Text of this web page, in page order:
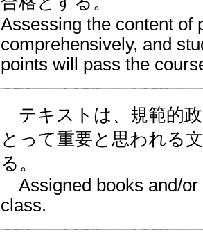
Assessing the content of
comprehensively, and
points will pass the
テキストは、規範的
とって重要と思われる
る。
Assigned books and/or
class.